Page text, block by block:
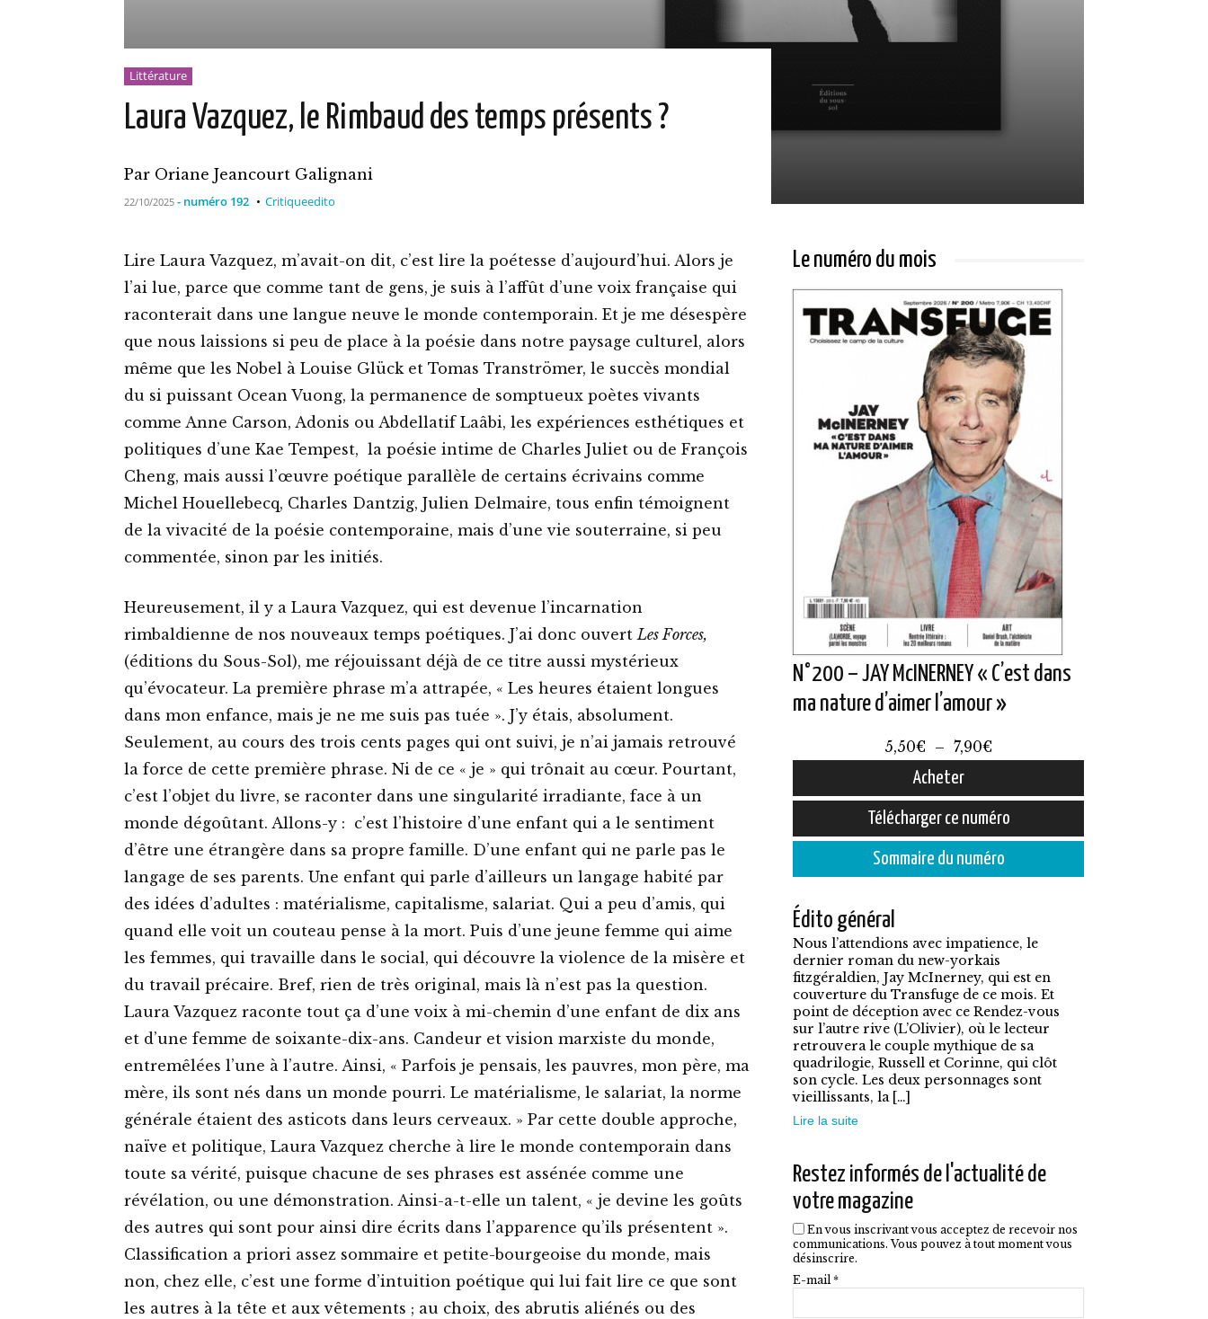
Littérature
­­­Laura Vazquez, le Rimbaud des temps présents ?
Par Oriane Jeancourt Galignani
22/10/2025 - numéro 192 Critiqueedito
Lire Laura Vazquez, m’avait-on dit, c’est lire la poétesse d’aujourd’hui. Alors je
l’ai lue, parce que comme tant de gens, je suis à l’affût d’une voix française qui
raconterait dans une langue neuve le monde contemporain. Et je me désespère
que nous laissions si peu de place à la poésie dans notre paysage culturel, alors
même que les Nobel à Louise Glück et Tomas Tranströmer, le succès mondial
du si puissant Ocean Vuong, la permanence de somptueux poètes vivants
comme Anne Carson, Adonis ou Abdellatif Laâbi, les expériences esthétiques et
politiques d’une Kae Tempest, la poésie intime de Charles Juliet ou de François
Cheng, mais aussi l’œuvre poétique parallèle de certains écrivains comme
Michel Houellebecq, Charles Dantzig, Julien Delmaire, tous enfin témoignent
de la vivacité de la poésie contemporaine, mais d’une vie souterraine, si peu
commentée, sinon par les initiés.
Heureusement, il y a Laura Vazquez, qui est devenue l’incarnation
rimbaldienne de nos nouveaux temps poétiques. J’ai donc ouvertLes Forces,
(éditions du Sous-Sol), me réjouissant déjà de ce titre aussi mystérieux
qu’évocateur. La première phrase m’a attrapée, « Les heures étaient longues
dans mon enfance, mais je ne me suis pas tuée ». J’y étais, absolument.
Seulement, au cours des trois cents pages qui ont suivi, je n’ai jamais retrouvé
la force de cette première phrase. Ni de ce « je » qui trônait au cœur. Pourtant,
c’est l’objet du livre, se raconter dans une singularité irradiante, face à un
monde dégoûtant. Allons-y : c’est l’histoire d’une enfant qui a le sentiment
d’être une étrangère dans sa propre famille. D’une enfant qui ne parle pas le
langage de ses parents. Une enfant qui parle d’ailleurs un langage habité par
des idées d’adultes : matérialisme, capitalisme, salariat. Qui a peu d’amis, qui
quand elle voit un couteau pense à la mort. Puis d’une jeune femme qui aime
les femmes, qui travaille dans le social, qui découvre la violence de la misère et
du travail précaire. Bref, rien de très original, mais là n’est pas la question.
Laura Vazquez raconte tout ça d’une voix à mi-chemin d’une enfant de dix ans
et d’une femme de soixante-dix-ans. Candeur et vision marxiste du monde,
entremêlées l’une à l’autre. Ainsi, « Parfois je pensais, les pauvres, mon père, ma
mère, ils sont nés dans un monde pourri. Le matérialisme, le salariat, la norme
générale étaient des asticots dans leurs cerveaux. » Par cette double approche,
naïve et politique, Laura Vazquez cherche à lire le monde contemporain dans
toute sa vérité, puisque chacune de ses phrases est assénée comme une
révélation, ou une démonstration. Ainsi-a-t-elle un talent, « je devine les goûts
des autres qui sont pour ainsi dire écrits dans l’apparence qu’ils présentent ».
Classification a priori assez sommaire et petite-bourgeoise du monde, mais
non, chez elle, c’est une forme d’intuition poétique qui lui fait lire ce que sont
les autres à la tête et aux vêtements ; au choix, des abrutis aliénés ou des
Le numéro du mois
N°200 – JAY McINERNEY « C’est dans
ma nature d’aimer l’amour »
5,50€ – 7,90€
prix :
5,50€
à
7,90€
Acheter
produit
variations.
Les
options
peuvent
être
choisies
sur
du
produit
Télécharger ce numéro
Sommaire du numéro
Édito général
Nous l’attendions avec impatience, le
dernier roman du new-yorkais
fitzgéraldien, Jay McInerney, qui est en
couverture du Transfuge de ce mois. Et
point de déception avec ce Rendez-vous
sur l’autre rive (L’Olivier), où le lecteur
retrouvera le couple mythique de sa
quadrilogie, Russell et Corinne, qui clôt
son cycle. Les deux personnages sont
vieillissants, la […]
Lire la suite
Restez informés de l'actualité de
votre magazine
En vous inscrivant vous acceptez de recevoir nos
communications. Vous pouvez à tout moment vous
désinscrire.
E-mail *